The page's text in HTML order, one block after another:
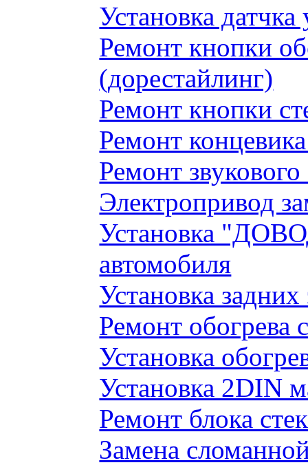
Установка
Ремонт кнопки
(дорестайлинг)
Ремонт кнопки
Ремонт
Ремонт
Электропривод
Установка
автомобиля
Установка
Ремонт обогрева
Установка
Установка 2DIN
Ремонт блока
Замена